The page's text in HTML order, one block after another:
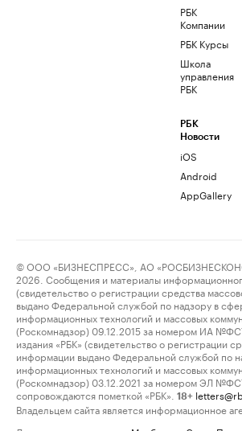
РБК
Компании
РБК Курсы
Школа
управления
РБК
РБК
Новости
iOS
Android
AppGallery
© ООО «БИЗНЕСПРЕСС», АО
2026. Сообщения и материалы
(свидетельство о регистрации средства
выдано Федеральной службой по надзору в
информационных технологий и массовых
(Роскомнадзор) 09.12.2015 за номером ИА
издания «РБК» (свидетельство о регистрации
информации выдано Федеральной службой по
информационных технологий и массовых
(Роскомнадзор) 03.12.2021 за номером ЭЛ
сопровождаются пометкой «РБК».
18+
Владельцем сайта является информационное